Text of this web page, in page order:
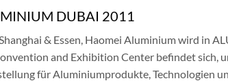
DUBAI 2011
& Essen, Haomei Aluminium wird in
and Exhibition Center befindet sich,
für Aluminiumprodukte, Technologien